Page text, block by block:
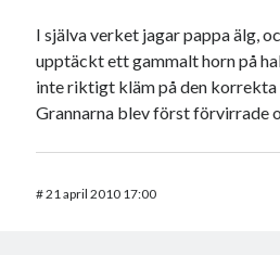
I själva verket jagar pappa älg,
upptäckt ett gammalt horn på
inte riktigt kläm på den
Grannarna blev först förvirrade
#21 april 2010 17:00